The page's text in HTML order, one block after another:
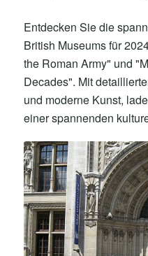
Entdecken Sie die
British Museums für
the Roman Army" und
Decades". Mit
und moderne Kunst,
einer spannenden